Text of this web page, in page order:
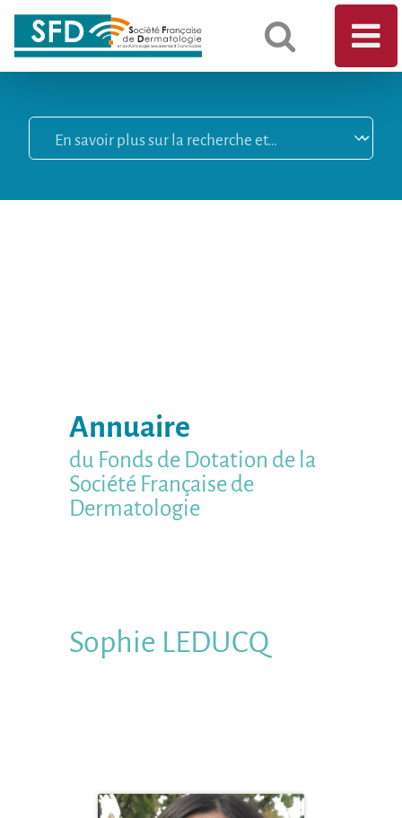
Annuaire
du Fonds de Dotation de la
Société Française de
Dermatologie
Sophie LEDUCQ